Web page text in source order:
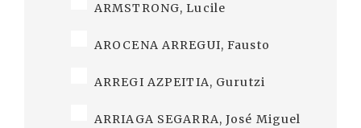
ARMSTRONG, Lucile
AROCENA ARREGUI, Fausto
ARREGI AZPEITIA, Gurutzi
ARRIAGA SEGARRA, José Miguel